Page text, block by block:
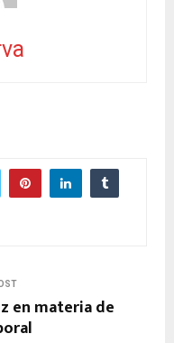
en materia de